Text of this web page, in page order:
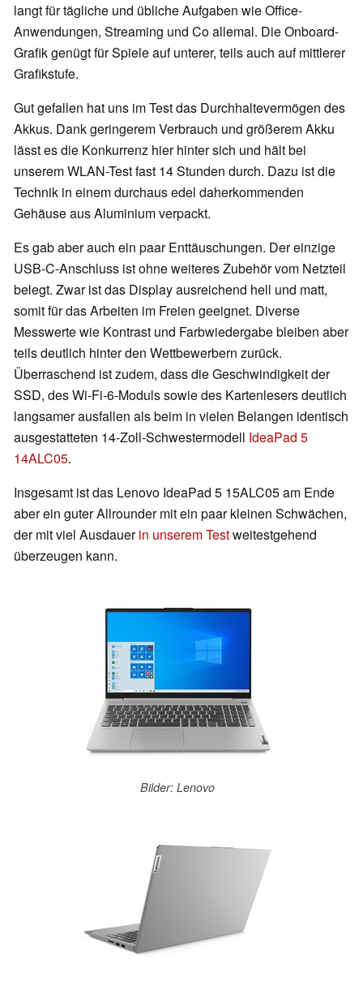
langt für tägliche und übliche Aufgaben wie Office-
Anwendungen, Streaming und Co allemal. Die Onboard-
Grafik genügt für Spiele auf unterer, teils auch auf mittlerer
Grafikstufe.
Gut gefallen hat uns im Test das Durchhaltevermögen des
Akkus. Dank geringerem Verbrauch und größerem Akku
lässt es die Konkurrenz hier hinter sich und hält bei
unserem WLAN-Test fast 14 Stunden durch. Dazu ist die
Technik in einem durchaus edel daherkommenden
Gehäuse aus Aluminium verpackt.
Es gab aber auch ein paar Enttäuschungen. Der einzige
USB-C-Anschluss ist ohne weiteres Zubehör vom Netzteil
belegt. Zwar ist das Display ausreichend hell und matt,
somit für das Arbeiten im Freien geeignet. Diverse
Messwerte wie Kontrast und Farbwiedergabe bleiben aber
teils deutlich hinter den Wettbewerbern zurück.
Überraschend ist zudem, dass die Geschwindigkeit der
SSD, des Wi-Fi-6-Moduls sowie des Kartenlesers deutlich
langsamer ausfallen als beim in vielen Belangen identisch
ausgestatteten 14-Zoll-Schwestermodell IdeaPad 5
14ALC05.
Insgesamt ist das Lenovo IdeaPad 5 15ALC05 am Ende
aber ein guter Allrounder mit ein paar kleinen Schwächen,
der mit viel Ausdauerin unserem Testweitestgehend
überzeugen kann.
Bilder: Lenovo